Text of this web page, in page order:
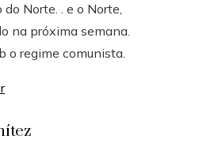
Norte. . e o Norte,
na próxima semana.
o regime comunista.